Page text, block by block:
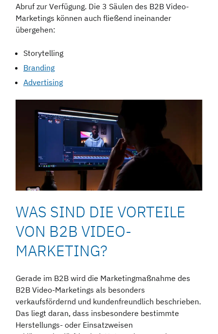
Abruf zur Verfügung. Die 3 Säulen des B2B Video-
Marketings können auch fließend ineinander
übergehen:
Storytelling
Branding
Advertising
WAS SIND DIE VORTEILE
VON B2B VIDEO-
MARKETING?
Gerade im B2B wird die Marketingmaßnahme des
B2B Video-Marketings als besonders
verkaufsfördernd und kundenfreundlich beschrieben.
Das liegt daran, dass insbesondere bestimmte
Herstellungs- oder Einsatzweisen